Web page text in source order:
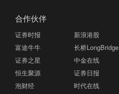
合作伙伴
证券时报 新浪港股
富途牛牛
长桥LongBridge
证券之星
中金在线
恒生聚源
证券日报
泡财经
时代在线